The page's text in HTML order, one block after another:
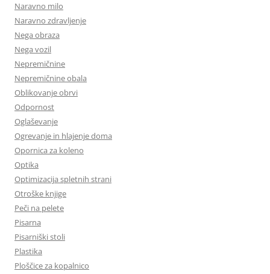
Naravno milo
Naravno zdravljenje
Nega obraza
Nega vozil
Nepremičnine
Nepremičnine obala
Oblikovanje obrvi
Odpornost
Oglaševanje
Ogrevanje in hlajenje doma
Opornica za koleno
Optika
Optimizacija spletnih strani
Otroške knjige
Peči na pelete
Pisarna
Pisarniški stoli
Plastika
Ploščice za kopalnico